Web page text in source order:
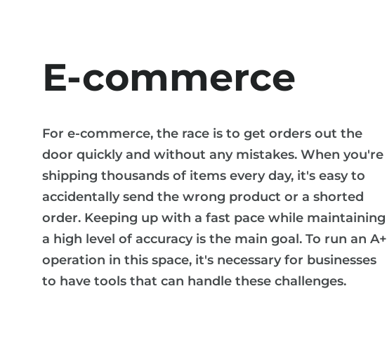
E-commerce
For e-commerce, the race is to get orders out the
door quickly and without any mistakes. When you're
shipping thousands of items every day, it's easy to
accidentally send the wrong product or a shorted
order. Keeping up with a fast pace while maintaining
a high level of accuracy is the main goal. To run an A+
operation in this space, it's necessary for businesses
to have tools that can handle these challenges.